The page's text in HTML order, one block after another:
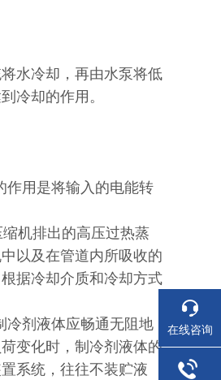
水冷却，再由水泵将低
冷却的作用。
作用是将输入的电能转
机排出的高压过热蒸
以及在管道内所吸收的
据冷却介质和冷却方式
冷剂液体应畅通无阻地
变化时，制冷剂液体的
系统，往往不装贮液
在线咨询